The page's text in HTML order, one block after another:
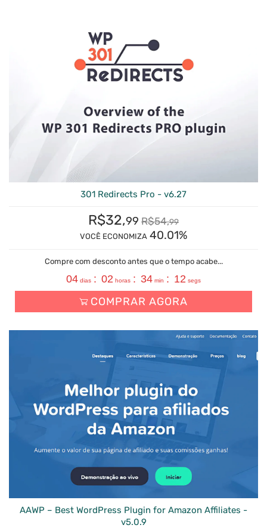
301 Redirects Pro - v6.27
R$32,99 R$54,99
VOCÊ ECONOMIZA 40.01%
Compre com desconto antes que o tempo acabe...
04 dias : 02 horas : 34 min : 11 segs
COMPRAR AGORA
AAWP – Best WordPress Plugin for Amazon Affiliates -
v5.0.9